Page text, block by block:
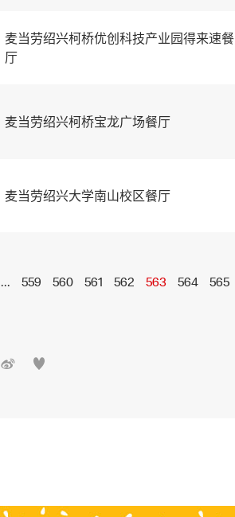
麦当劳绍兴柯桥优创科技产业园得来速餐
厅
麦当劳绍兴柯桥宝龙广场餐厅
麦当劳绍兴大学南山校区餐厅
... 559 560 561 562 563 564 565
 